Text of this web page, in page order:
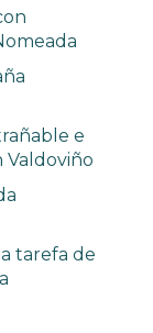
e
Valdoviño
tarefa de